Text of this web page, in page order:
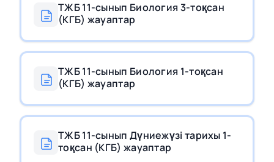
ТЖБ 11-сынып Биология 3-тоқсан
(КГБ) жауаптар
ТЖБ 11-сынып Биология 1-тоқсан
(КГБ) жауаптар
ТЖБ 11-сынып Дүниежүзі тарихы 1-
тоқсан (КГБ) жауаптар